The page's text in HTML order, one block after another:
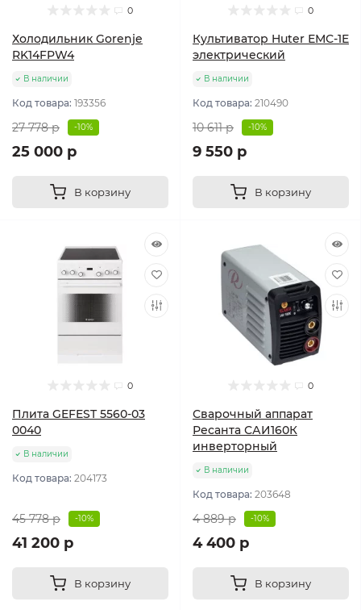
0
Холодильник Gorenje
RK14FPW4
В наличии
Код товара: 193356
27 778 р -10%
25 000 р
В корзину
0
Культиватор Huter ЕМС-1E
электрический
В наличии
Код товара: 210490
10 611 р -10%
9 550 р
В корзину
0
Плита GEFEST 5560-03
0040
В наличии
Код товара: 204173
45 778 р -10%
41 200 р
В корзину
0
Сварочный аппарат
Ресанта САИ160К
инверторный
В наличии
Код товара: 203648
4 889 р -10%
4 400 р
В корзину